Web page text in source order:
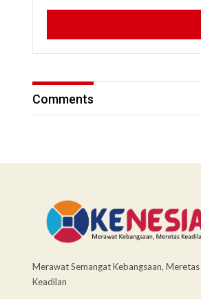
Comments
Merawat Semangat Kebangsaan, Meretas
Keadilan